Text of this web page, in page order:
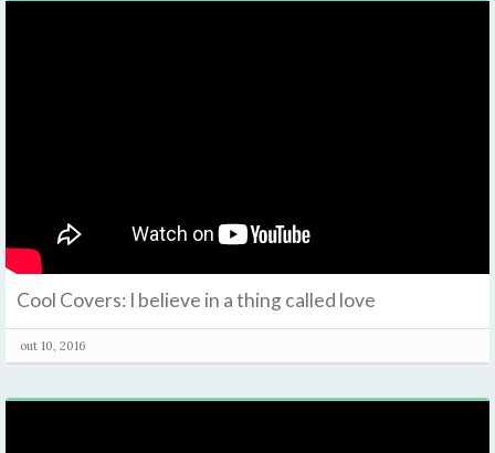
Cool Covers: I believe in a thing called love
out 10, 2016